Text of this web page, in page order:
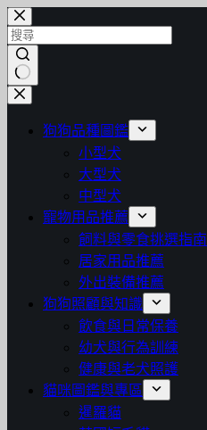
跳
至
主
要
內
找
狗狗品種圖鑑
小型犬
大型犬
中型犬
寵物用品推薦
飼料與零食挑選指南
居家用品推薦
外出裝備推薦
狗狗照顧與知識
飲食與日常保養
幼犬與行為訓練
健康與老犬照護
貓咪圖鑑與專區
暹羅貓